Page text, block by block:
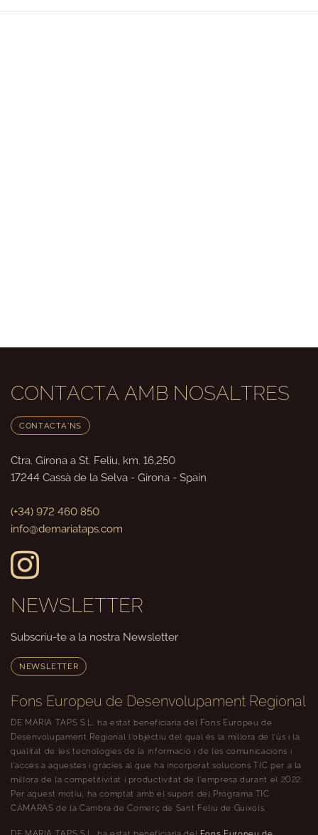
CONTACTA AMB NOSALTRES
CONTACTA'NS
Ctra. Girona a St. Feliu, km. 16,250
17244 Cassà de la Selva - Girona - Spain
(+34) 972 460 850
info@demariataps.com
NEWSLETTER
Subscriu-te a la nostra Newsletter
NEWSLETTER
Fons Europeu de Desenvolupament Regional
DE MARIA TAPS S.L. ha estat beneficiaria del Fons Europeu de
Desenvolupament Regional l’objectiu del qual és la millora de l’ús i la
qualitat de les tecnologies de la informació i de les comunicacions i
l’accés a aquestes i gràcies al que ha incorporat solucions TIC per a la
millora de la competitivitat i productivitat de l’empresa durant el 2022.
Per aquest motiu, ha comptat amb el suport del Programa TIC
CÁMARAS de la Cambra de Comerç de Sant Feliu de Guíxols.